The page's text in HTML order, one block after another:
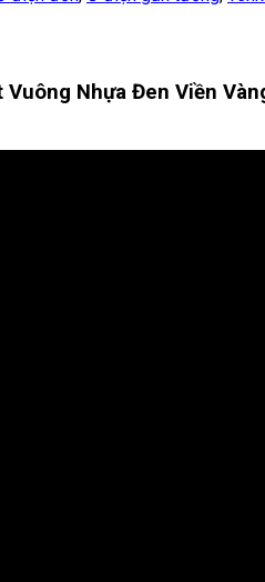
Nhựa Đen Viền